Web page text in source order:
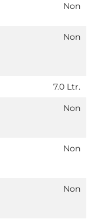
Non
Non
7.0 Ltr.
Non
Non
Non